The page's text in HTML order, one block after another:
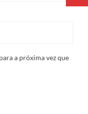
a próxima vez que